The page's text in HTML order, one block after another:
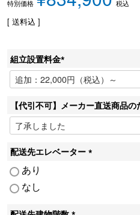
特別価格 税込
送料込
組立設置料金
(
必
須
)
【代引不可】メーカー直送商品の
配送先エレベーター
あり
なし